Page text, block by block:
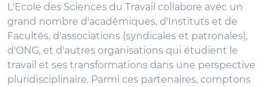
L'Ecole des Sciences du Travail collabore avec un
grand nombre d'académiques, d'Instituts et de
Facultés, d'associations (syndicales et patronales),
d'ONG, et d'autres organisations qui étudient le
travail et ses transformations dans une perspective
pluridisciplinaire. Parmi ces partenaires, comptons